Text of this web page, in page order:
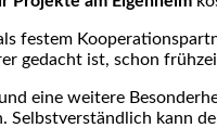
festem
gedacht ist, schon
eine weitere
kann